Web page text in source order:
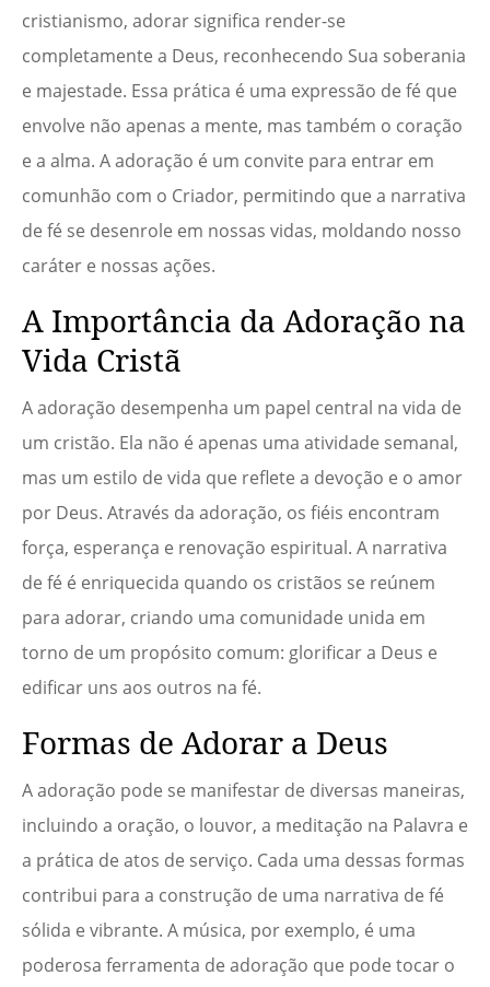
cristianismo, adorar significa render-se
completamente a Deus, reconhecendo Sua soberania
e majestade. Essa prática é uma expressão de fé que
envolve não apenas a mente, mas também o coração
e a alma. A adoração é um convite para entrar em
comunhão com o Criador, permitindo que a narrativa
de fé se desenrole em nossas vidas, moldando nosso
caráter e nossas ações.
A Importância da Adoração na
Vida Cristã
A adoração desempenha um papel central na vida de
um cristão. Ela não é apenas uma atividade semanal,
mas um estilo de vida que reflete a devoção e o amor
por Deus. Através da adoração, os fiéis encontram
força, esperança e renovação espiritual. A narrativa
de fé é enriquecida quando os cristãos se reúnem
para adorar, criando uma comunidade unida em
torno de um propósito comum: glorificar a Deus e
edificar uns aos outros na fé.
Formas de Adorar a Deus
A adoração pode se manifestar de diversas maneiras,
incluindo a oração, o louvor, a meditação na Palavra e
a prática de atos de serviço. Cada uma dessas formas
contribui para a construção de uma narrativa de fé
sólida e vibrante. A música, por exemplo, é uma
poderosa ferramenta de adoração que pode tocar o